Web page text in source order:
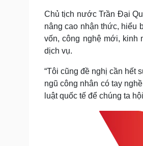
Chủ tịch nước Trần Đại
nâng cao nhận thức, hiểu
vốn, công nghệ mới, kinh
dịch vụ.
“Tôi cũng đề nghị cần hết
ngũ công nhân có tay
luật quốc tế để chúng ta